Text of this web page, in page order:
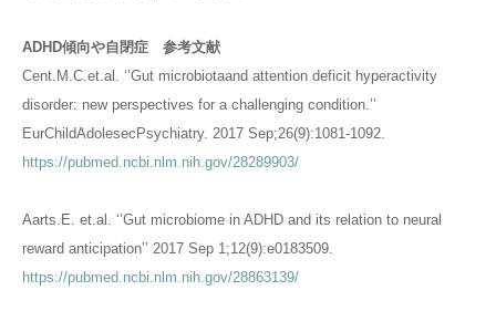
ADHD傾向や自閉症 参考文献
Cent.M.C.et.al. ‘’Gut microbiotaand attention deficit hyperactivity
disorder: new perspectives for a challenging condition.’’
EurChildAdolesecPsychiatry. 2017 Sep;26(9):1081-1092.
https://pubmed.ncbi.nlm.nih.gov/28289903/
Aarts.E. et.al. ‘’Gut microbiome in ADHD and its relation to neural
reward anticipation’’ 2017 Sep 1;12(9):e0183509.
https://pubmed.ncbi.nlm.nih.gov/28863139/